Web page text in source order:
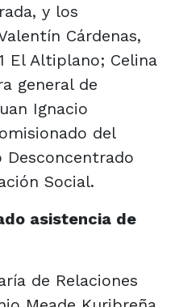
y los
Cárdenas,
El Altiplano; Celina
general de
Ignacio
del
Desconcentrado
Social.
asistencia de
de Relaciones